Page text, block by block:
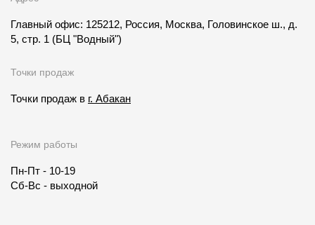
Главный офис: 125212, Россия, Москва, Головинское ш., д.
5, стр. 1 (БЦ "Водный")
Точки продаж
Точки продаж в г. Абакан
Режим работы
Пн-Пт - 10-19
Сб-Вс - выходной